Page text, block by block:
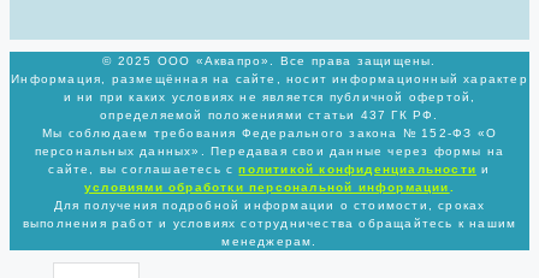
© 2025 ООО «Аквапро». Все права защищены.
Информация, размещённая на сайте, носит информационный характер
и ни при каких условиях не является публичной офертой,
определяемой положениями статьи 437 ГК РФ.
Мы соблюдаем требования Федерального закона № 152-ФЗ «О
персональных данных». Передавая свои данные через формы на
сайте, вы соглашаетесь сполитикойконфиденциальности и
условиями обработки персональной информации
Для получения подробной информации о стоимости, сроках
выполнения работ и условиях сотрудничества обращайтесь к нашим
менеджерам.